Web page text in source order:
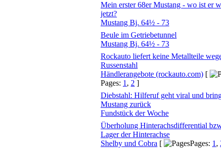
Mein erster 68er Mustang - wo ist er
jetzt?
Mustang Bj. 64½ - 73
Beule im Getriebetunnel
Mustang Bj. 64½ - 73
Rockauto liefert keine Metallteile
Russenstahl
Händlerangebote (rockauto.com) [
Pages: 1 , 2 ]
Diebstahl: Hilferuf geht viral und
Mustang zurück
Fundstück der Woche
Überholung Hinterachsdifferential
Lager der Hinterachse
Shelby und Cobra [ Pages: 1 ,